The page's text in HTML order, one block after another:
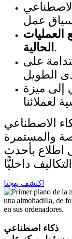
العمليات
الحالية .
على
إلى ميزة
الاصطناعي
والمستمرة
اطلاع بأحدث
اكتشف نهجنا
ذكاء اصطناعي